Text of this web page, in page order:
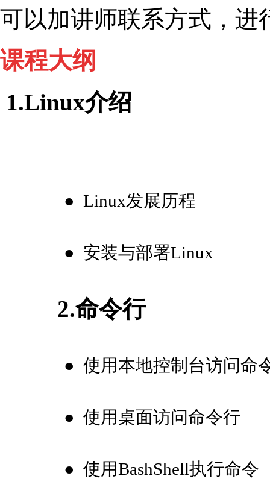
可以加讲师联系方式，进
课程大纲
1.Linux介绍
● Linux发展历程
● 安装与部署Linux
2.命令行
● 使用本地控制台访问命
● 使用桌面访问命令行
● 使用BashShell执行命令